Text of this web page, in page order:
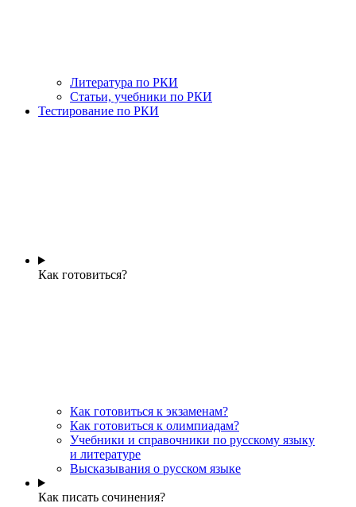
Литература по РКИ
Статьи, учебники по РКИ
Тестирование по РКИ
Как готовиться?
Как готовиться к экзаменам?
Как готовиться к олимпиадам?
Учебники и справочники по русскому языку
и литературе
Высказывания о русском языке
Как писать сочинения?